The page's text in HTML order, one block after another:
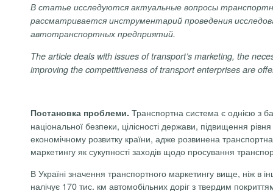
В статье исследуются актуальные вопросы
рассматривается инструментарий проведения
автотранспортных предприятий.
The article deals with issues of transport’s marketing, the
improving the competitiveness of transport enterprises are
Постановка проблеми. Транспортна система є однією з
національної безпеки, цілісності держави, підвищення
економічному розвитку країни, адже розвинена
маркетингу як сукупності заходів щодо просування
В Україні значення транспортного маркетингу вище, ніж в
налічує 170 тис. км автомобільних доріг з твердим